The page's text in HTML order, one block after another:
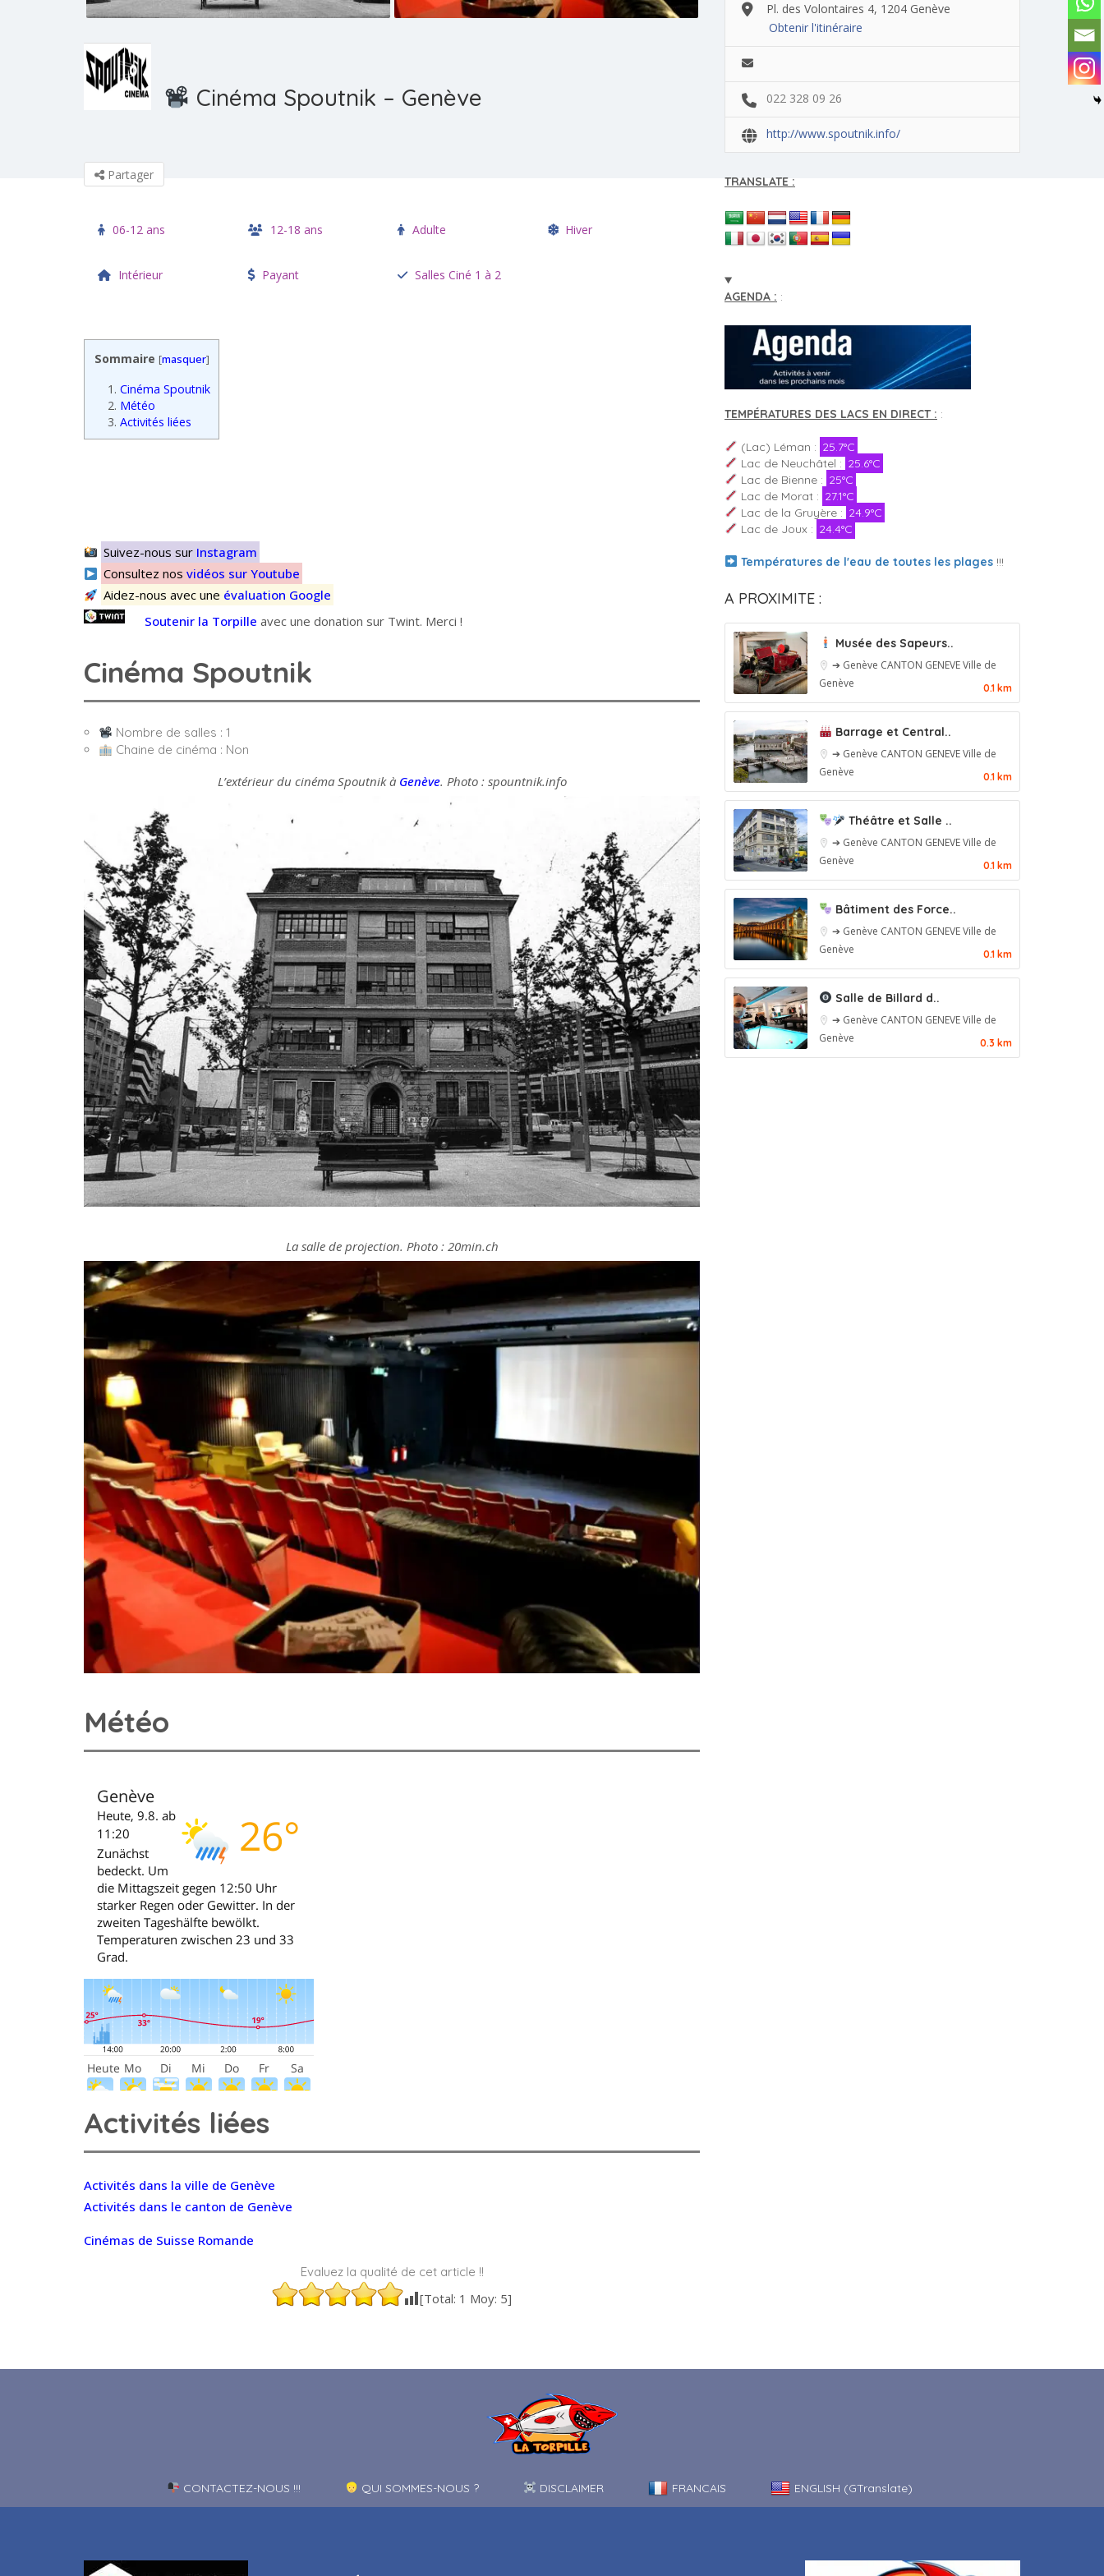
Cinéma Spoutnik – Genève
Partager
06-12 ans 12-18 ans Adulte Hiver
Intérieur Payant Salles Ciné 1 à 2
Sommaire [masquer]
1. Cinéma Spoutnik
2. Météo
3. Activités liées
Suivez-nous sur Instagram
Consultez nosvidéos sur Youtube
Aidez-nous avec une évaluation Google
Soutenir la Torpille avec une donation sur Twint. Merci !
Cinéma Spoutnik
Nombre de salles : 1
Chaine de cinéma : Non
L’extérieur du cinéma Spoutnik à Genève. Photo : spountnik.info
La salle de projection. Photo : 20min.ch
Météo
Activités liées
Activités dans la ville de Genève
Activités dans le canton de Genève
Cinémas de Suisse Romande
Evaluez la qualité de cet article !!
[Total: 1 Moy: 5]
Pl. des Volontaires 4, 1204 Genève
Obtenir l'itinéraire
022 328 09 26
http://www.spoutnik.info/
TRANSLATE :
AGENDA : :
TEMPÉRATURES DES LACS EN DIRECT : :
(Lac) Léman : 25.7°C
Lac de Neuchâtel : 25.6°C
Lac de Bienne : 25°C
Lac de Morat : 27.1°C
Lac de la Gruyère : 24.9°C
Lac de Joux : 24.4°C
Températures de l'eau de toutes les plages!!!
A PROXIMITE :
Musée des Sapeurs..
➔ Genève CANTON GENEVEVille de
Genève
0.1 km
Barrage et Central..
➔ Genève CANTON GENEVEVille de
Genève
0.1 km
Théâtre et Salle ..
➔ Genève CANTON GENEVEVille de
Genève
0.1 km
Bâtiment des Force..
➔ Genève CANTON GENEVEVille de
Genève
0.1 km
Salle de Billard d..
➔ Genève CANTON GENEVEVille de
Genève
0.3 km
CONTACTEZ-NOUS !!! QUI SOMMES-NOUS ? DISCLAIMER FRANCAIS ENGLISH (GTranslate)